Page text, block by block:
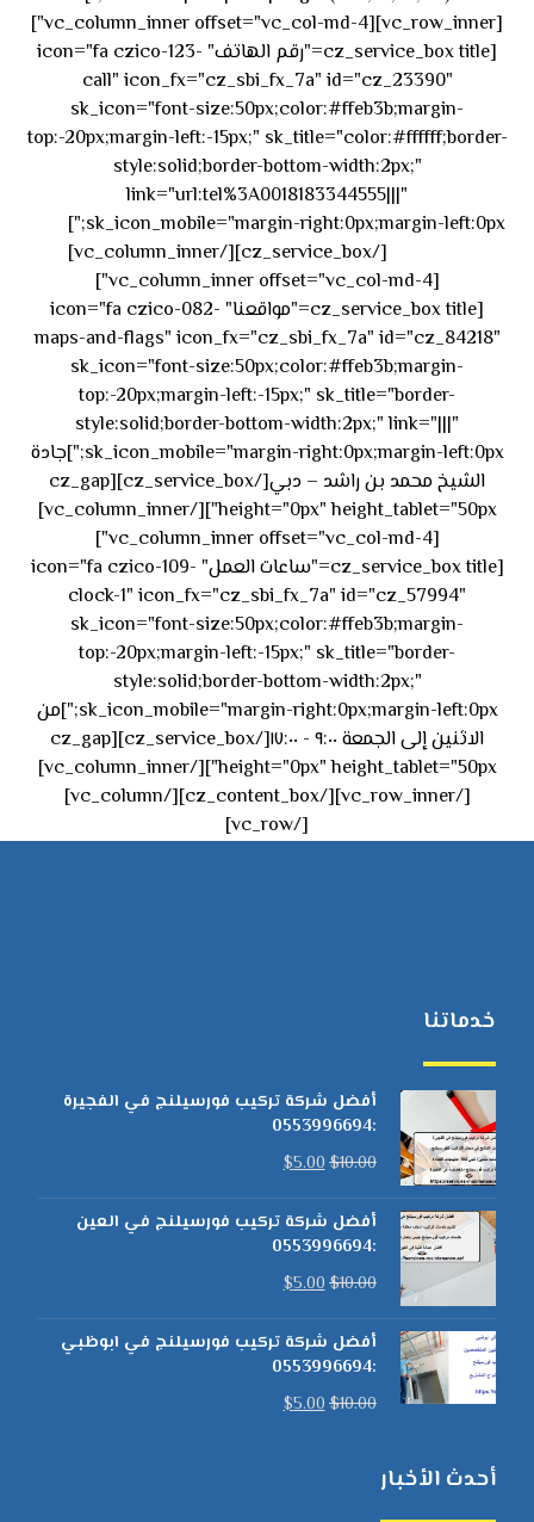
[vc_row_inner][vc_column_inner offset="vc_col-md-4"]
[cz_service_box title="رقم الهاتف" icon="fa czico-123-
call" icon_fx="cz_sbi_fx_7a" id="cz_23390"
sk_icon="font-size:50px;color:#ffeb3b;margin-
top:-20px;margin-left:-15px;" sk_title="color:#ffffff;border-
style:solid;border-bottom-width:2px;"
link="url:tel%3A0018183344555|||"
sk_icon_mobile="margin-right:0px;margin-left:0px;"]
[/cz_service_box][/vc_column_inner]
[vc_column_inner offset="vc_col-md-4"]
[cz_service_box title="مواقعنا" icon="fa czico-082-
maps-and-flags" icon_fx="cz_sbi_fx_7a" id="cz_84218"
sk_icon="font-size:50px;color:#ffeb3b;margin-
top:-20px;margin-left:-15px;" sk_title="border-
style:solid;border-bottom-width:2px;" link="|||"
sk_icon_mobile="margin-right:0px;margin-left:0px;"]جادة
الشيخ محمد بن راشد – دبي[/cz_service_box][cz_gap
height="0px" height_tablet="50px"][/vc_column_inner]
[vc_column_inner offset="vc_col-md-4"]
[cz_service_box title="ساعات العمل" icon="fa czico-109-
clock-1" icon_fx="cz_sbi_fx_7a" id="cz_57994"
sk_icon="font-size:50px;color:#ffeb3b;margin-
top:-20px;margin-left:-15px;" sk_title="border-
style:solid;border-bottom-width:2px;"
sk_icon_mobile="margin-right:0px;margin-left:0px;"]من
الاثنين إلى الجمعة ٩:٠٠ - ١٧:٠٠[/cz_service_box][cz_gap
height="0px" height_tablet="50px"][/vc_column_inner]
[/vc_row_inner][/cz_content_box][/vc_column]
[/vc_row]
خدماتنا
أفضل شركة تركيب فورسيلنج في الفجيرة
:0553996694
$10.00
$5.00
أفضل شركة تركيب فورسيلنج في العين
:0553996694
$10.00
$5.00
أفضل شركة تركيب فورسيلنج في ابوظبي
:0553996694
$10.00
$5.00
أحدث الأخبار